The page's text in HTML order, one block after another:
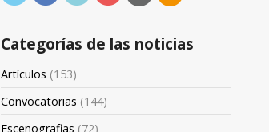
Categorías de las noticias
Artículos (153)
Convocatorias (144)
Escenografias (72)